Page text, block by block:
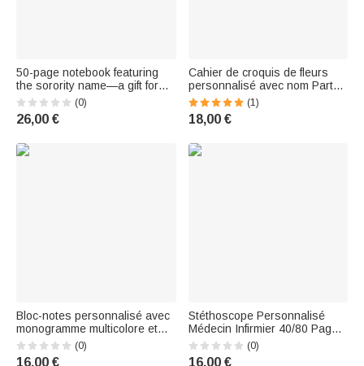
50-page notebook featuring
the sorority name—a gift for
girls | Callie × Affinity Licensing
(0)
26,00 €
Cahier de croquis de fleurs
personnalisé avec nom Party
Favor Birthday Back to School
Gift for Girls
(1)
18,00 €
Bloc-notes personnalisé avec
monogramme multicolore et
40/80 pages Cadeau
d'appréciation pour la rentrée
(0)
16,00 €
Stéthoscope Personnalisé
Médecin Infirmier 40/80 Pages
Bloc-notes avec Profession et
Nom Semaine de l'Infirmière
(0)
16,00 €